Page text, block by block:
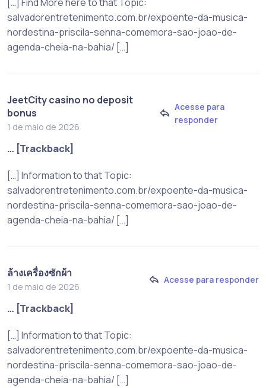
salvadorentretenimento.com.br/expoente-da-musica-
nordestina-priscila-senna-comemora-sao-joao-de-
agenda-cheia-na-bahia/ […]
JeetCity casino no deposit
bonus
1 de maio de 2026
Acesse para
responder
… [Trackback]
[…] Information to that Topic:
salvadorentretenimento.com.br/expoente-da-musica-
nordestina-priscila-senna-comemora-sao-joao-de-
agenda-cheia-na-bahia/ […]
ล้างเครื่องซักผ้า
1 de maio de 2026
Acesse para responder
… [Trackback]
[…] Information to that Topic:
salvadorentretenimento.com.br/expoente-da-musica-
nordestina-priscila-senna-comemora-sao-joao-de-
agenda-cheia-na-bahia/ […]